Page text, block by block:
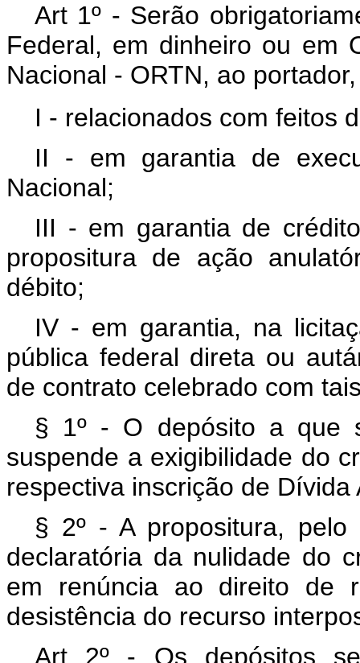
Art 1º - Serão
Federal, em dinheiro ou em
Nacional - ORTN, ao
I - relacionados com feitos
II - em garantia de
Nacional;
III - em garantia de
propositura de ação
débito;
IV - em garantia, na
pública federal direta ou
de contrato celebrado com
§ 1º - O depósito a que
suspende a exigibilidade do
respectiva inscrição de Dívida
§ 2º - A propositura,
declaratória da nulidade do
em renúncia ao direito de
desistência do recurso
Art 2º - Os depósitos